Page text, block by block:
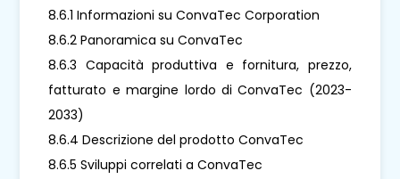
8.6.1 Informazioni su ConvaTec Corporation
8.6.2 Panoramica su ConvaTec
8.6.3 Capacità produttiva e fornitura, prezzo,
fatturato e margine lordo di ConvaTec (2023-
2033)
8.6.4 Descrizione del prodotto ConvaTec
8.6.5 Sviluppi correlati a ConvaTec